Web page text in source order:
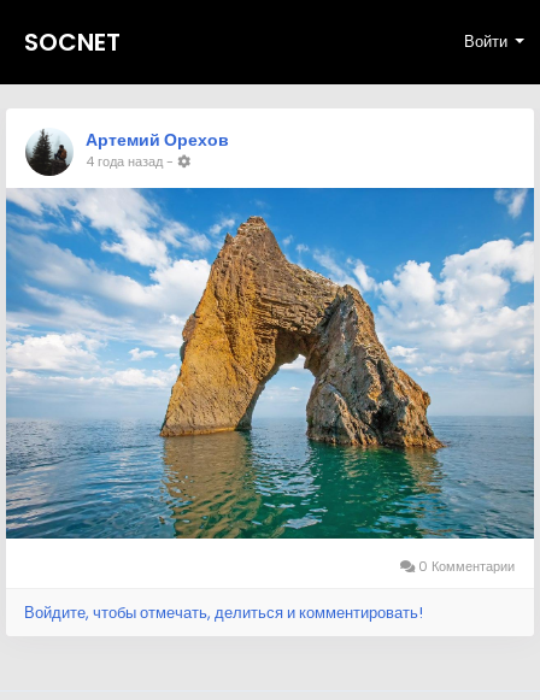
SOCNET Войти
Артемий Орехов
4 года назад-
0 Комментарии
Войдите, чтобы отмечать, делиться и комментировать!